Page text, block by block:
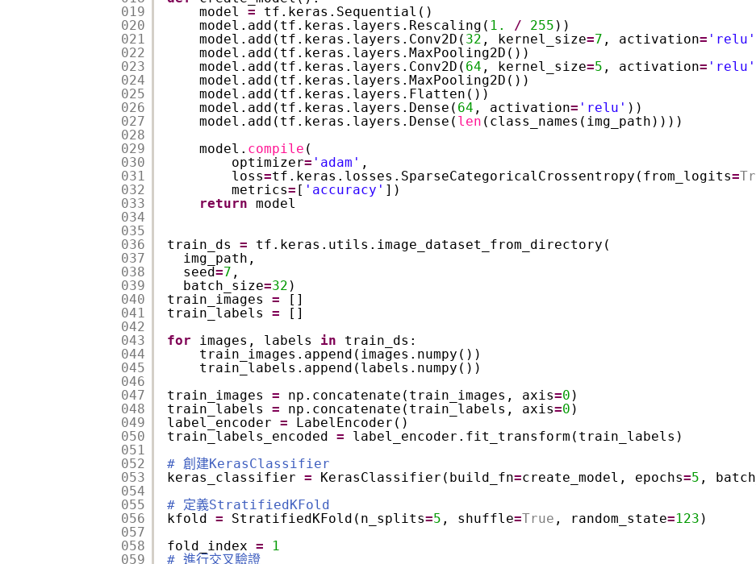
019
020
021
022
023
024
025
026
027
028
029
030
031
032
033
034
035
036
037
038
039
040
041
042
043
044
045
046
047
048
049
050
051
052
053
054
055
056
057
058
059
model =
tf.keras.Sequential()
model.add(tf.keras.layers.Rescaling( 1. / 255 ))
model.add(tf.keras.layers.Conv2D( 32 , kernel_size=7 , activation= 'relu'
model.add(tf.keras.layers.MaxPooling2D())
model.add(tf.keras.layers.Conv2D( 64 , kernel_size=5 , activation= 'relu'
model.add(tf.keras.layers.MaxPooling2D())
model.add(tf.keras.layers.Flatten())
model.add(tf.keras.layers.Dense( 64 , activation= 'relu' ))
model.add(tf.keras.layers.Dense( len (class_names(img_path))))
model. compile (
optimizer= 'adam' ,
loss=tf.keras.losses.SparseCategoricalCrossentropy(from_logits=
metrics= [ 'accuracy' ])
return
model
train_ds =
tf.keras.utils.image_dataset_from_directory(
img_path,
seed=7 ,
batch_size=32 )
train_images =
[]
train_labels =
[]
for
images, labels in
train_ds:
train_images.append(images.numpy())
train_labels.append(labels.numpy())
train_images = np.concatenate(train_images, axis=0 )
train_labels = np.concatenate(train_labels, axis=0 )
label_encoder =
LabelEncoder()
train_labels_encoded =
label_encoder.fit_transform(train_labels)
# 創建KerasClassifier
keras_classifier = KerasClassifier(build_fn=create_model, epochs=5 ,
# 定義StratifiedKFold
kfold = StratifiedKFold(n_splits=5 , shuffle=True , random_state=123 )
fold_index =
1
# 進行交叉驗證